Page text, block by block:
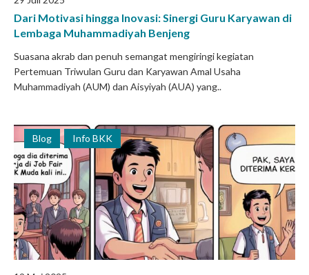
Dari Motivasi hingga Inovasi: Sinergi Guru Karyawan di
Lembaga Muhammadiyah Benjeng
Suasana akrab dan penuh semangat mengiringi kegiatan
Pertemuan Triwulan Guru dan Karyawan Amal Usaha
Muhammadiyah (AUM) dan Aisyiyah (AUA) yang..
Blog Info BKK